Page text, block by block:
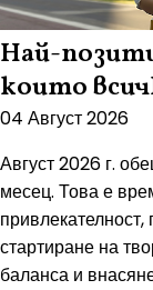
Най-
които
04 Август 2026
Август 2026 г.
месец. Това е
стартиране на
баланса и